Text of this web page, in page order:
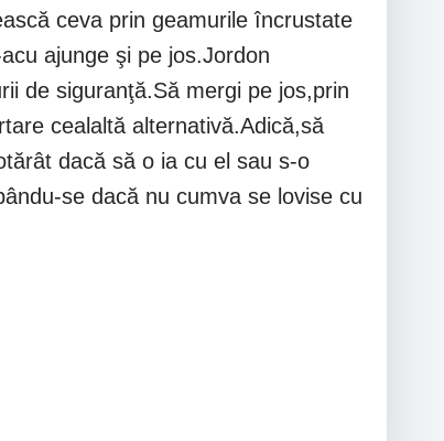
ceva prin geamurile încrustate
ajunge şi pe jos.Jordon
de siguranţă.Să mergi pe jos,prin
cealaltă alternativă.Adică,să
dacă să o ia cu el sau s-o
se dacă nu cumva se lovise cu